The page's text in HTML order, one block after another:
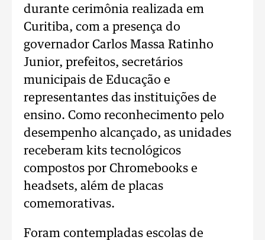
durante cerimônia realizada em
Curitiba, com a presença do
governador Carlos Massa Ratinho
Junior, prefeitos, secretários
municipais de Educação e
representantes das instituições de
ensino. Como reconhecimento pelo
desempenho alcançado, as unidades
receberam kits tecnológicos
compostos por Chromebooks e
headsets, além de placas
comemorativas.
Foram contempladas escolas de